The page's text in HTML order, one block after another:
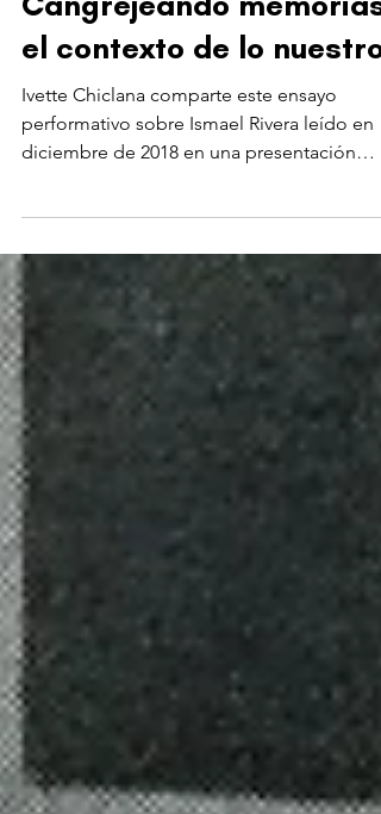
Cangrejeando memorias:
el contexto de lo nuestro
Ivette Chiclana comparte este ensayo
performativo sobre Ismael Rivera leído en